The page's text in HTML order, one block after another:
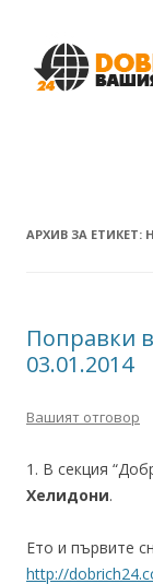
АРХИВ ЗА ЕТИКЕТ:
Поправки
03.01.2014
Вашият отговор
1. В секция
Хелидони.
Ето и първите
http://